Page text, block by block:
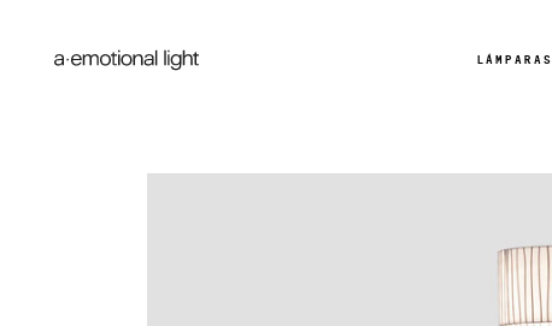
LÁMPARAS